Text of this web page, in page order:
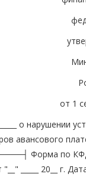
от 1
о нарушении
авансового
Форма по КФД
_____ 20__ г.